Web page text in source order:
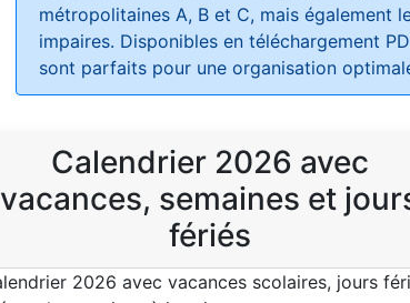
métropolitaines A, B et C, mais également
impaires. Disponibles en téléchargement
sont parfaits pour une organisation
Calendrier 2026 avec
vacances, semaines et
fériés